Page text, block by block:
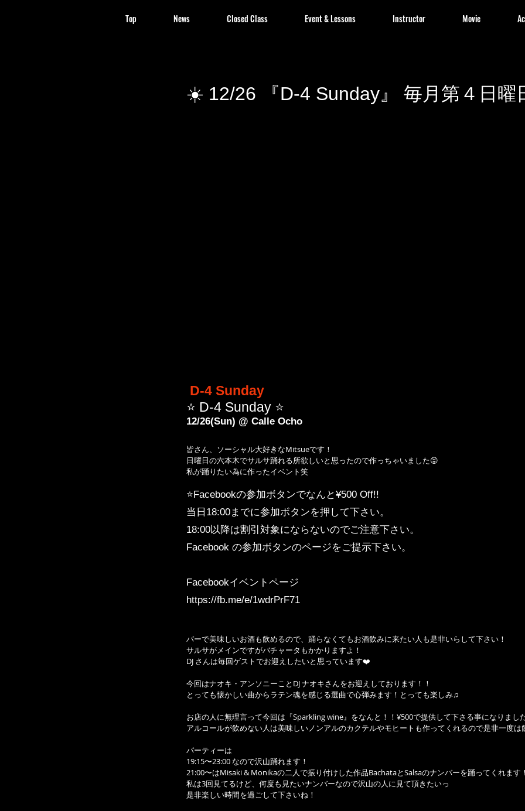
Top News Closed Class Event & Lessons Instructor Movie
☀️ 12/26 『D-4 Sunday』 毎月第４日曜
D-4 Sunday
⭐️ D-4 Sunday ⭐️
12/26(Sun) @ Calle Ocho
皆さん、ソーシャル大好きなMitsueです！
日曜日の六本木でサルサ踊れる所欲しいと思ったので作っちゃいました😝
私が踊りたい為に作ったイベント笑
⭐️Facebookの参加ボタンでなんと¥500 Off!!
当日18:00までに参加ボタンを押して下さい。
18:00以降は割引対象にならないのでご注意下さい。
Facebook の参加ボタンのページをご提示下さい。
Facebookイベントページ
https://fb.me/e/1wdrPrF71
バーで美味しいお酒も飲めるので、踊らなくてもお酒飲みに来たい人も是非いらして下さい！
サルサがメインですがバチャータもかかりますよ！
DJ さんは毎回ゲストでお迎えしたいと思っています❤️
今回はナオキ・アンソニーことDJ ナオキさんをお迎えしております！！
とっても懐かしい曲からラテン魂を感じる選曲で心弾みます！とっても楽しみ♫
お店の人に無理言って今回は『Sparkling wine』をなんと！！¥500で提供して下さる事になりまし
アルコールが飲めない人は美味しいノンアルのカクテルやモヒートも作ってくれるので是非一度は
パーティーは
19:15〜23:00 なので沢山踊れます！
21:00〜はMisaki & Monikaの二人で振り付けした作品BachataとSalsaのナンバーを踊ってくれます！
私は3回見てるけど、何度も見たいナンバーなので沢山の人に見て頂きたいっ
是非楽しい時間を過ごして下さいね！